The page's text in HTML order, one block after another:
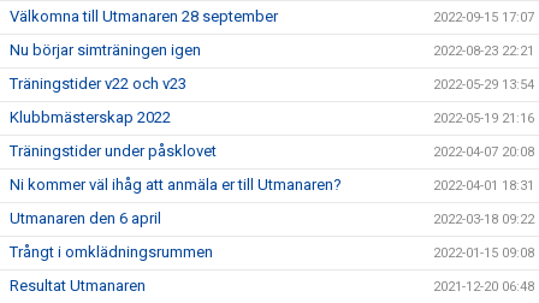
Välkomna till Utmanaren 28 september 2022-09-15 17:07
Nu börjar simträningen igen 2022-08-23 22:21
Träningstider v22 och v23 2022-05-29 13:54
Klubbmästerskap 2022 2022-05-19 21:16
Träningstider under påsklovet 2022-04-07 20:08
Ni kommer väl ihåg att anmäla er till Utmanaren? 2022-04-01 18:31
Utmanaren den 6 april 2022-03-18 09:22
Trångt i omklädningsrummen 2022-01-15 09:08
Resultat Utmanaren 2021-12-20 06:48